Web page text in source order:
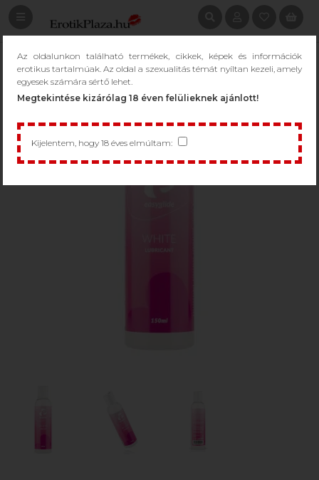
Az oldalunkon található termékek, cikkek, képek és információk
erotikus tartalmúak. Az oldal a szexualitás témát nyíltan kezeli, amely
egyesek számára sértő lehet.
Megtekintése kizárólag 18 éven felülieknek ajánlott!
Kijelentem, hogy 18 éves elmúltam: